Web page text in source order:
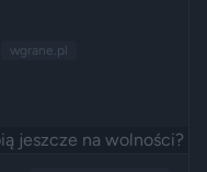
wgrane.pl